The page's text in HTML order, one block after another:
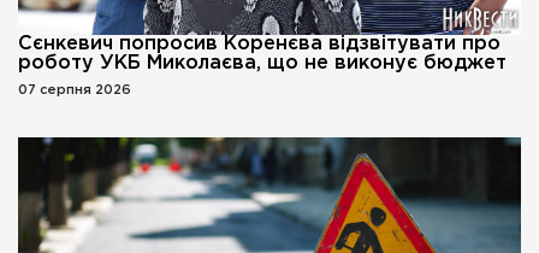
Сєнкевич попросив Коренєва відзвітувати про
роботу УКБ Миколаєва, що не виконує бюджет
07 серпня 2026